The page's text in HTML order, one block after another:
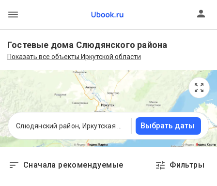
Гостевые дома Слюдянского района
Показать все объекты Иркутской области
Выбрать даты
Сначала рекомендуемые Фильтры